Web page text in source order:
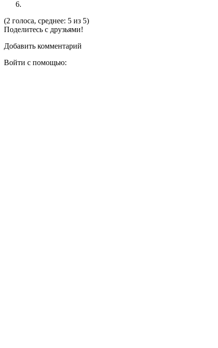
(2 голоса, среднее: 5 из 5)
Поделитесь с друзьями!
Добавить комментарий
Войти с помощью: